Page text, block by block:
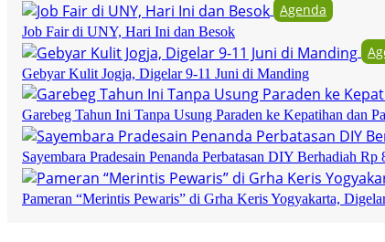
Agenda
Job Fair di UNY, Hari Ini dan Besok
Gebyar Kulit Jogja, Digelar 9-11 Juni di Manding
Garebeg Tahun Ini Tanpa Usung Paraden ke Kepatihan dan
Sayembara Pradesain Penanda Perbatasan DIY Berhadiah Rp
Pameran “Merintis Pewaris” di Grha Keris Yogyakarta,